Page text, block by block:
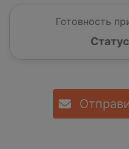
Готовность